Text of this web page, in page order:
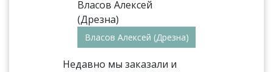
Власов Алексей (Дрезна)
Недавно мы заказали и